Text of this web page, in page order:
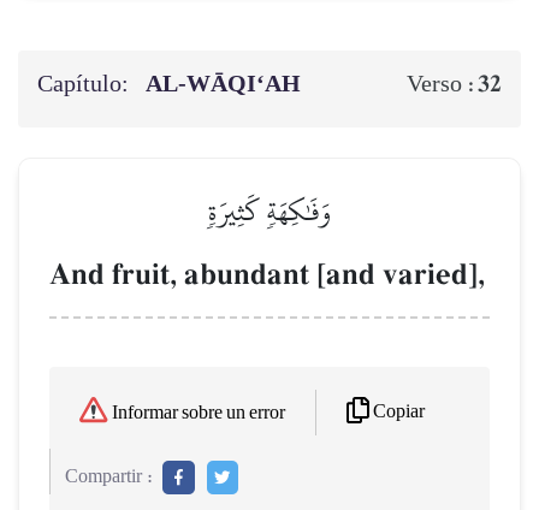
Capítulo: AL‑WĀQI‘AH Verso :32
وَفَٰكِهَةٖ كَثِيرَةٖ
And fruit, abundant [and varied],
Informar sobre un error Copiar
Compartir :